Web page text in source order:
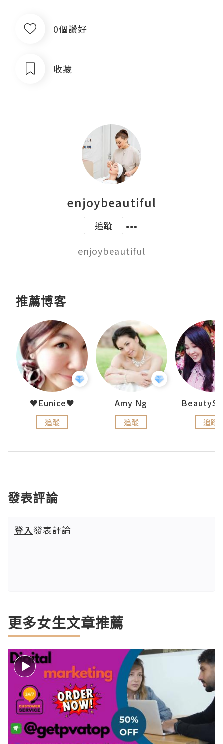
0個讚好
收藏
enjoybeautiful
追蹤
enjoybeautiful
推薦博客
♥Eunice♥
追蹤
Amy Ng
追蹤 追蹤
發表評論
登入發表評論
更多女生文章推薦